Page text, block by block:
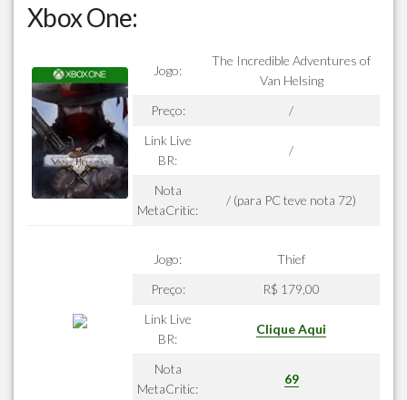
Xbox One:
Jogo:
The Incredible Adventures of
Van Helsing
Preço:
/
Link Live
BR:
/
Nota
MetaCritic:
/ (para PC teve nota 72)
Jogo:
Thief
Preço:
R$ 179,00
Link Live
BR:
Clique Aqui
Nota
MetaCritic:
69